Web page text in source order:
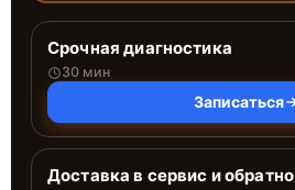
Срочная диагностика
30 мин
Записаться
Доставка в сервис и обратно